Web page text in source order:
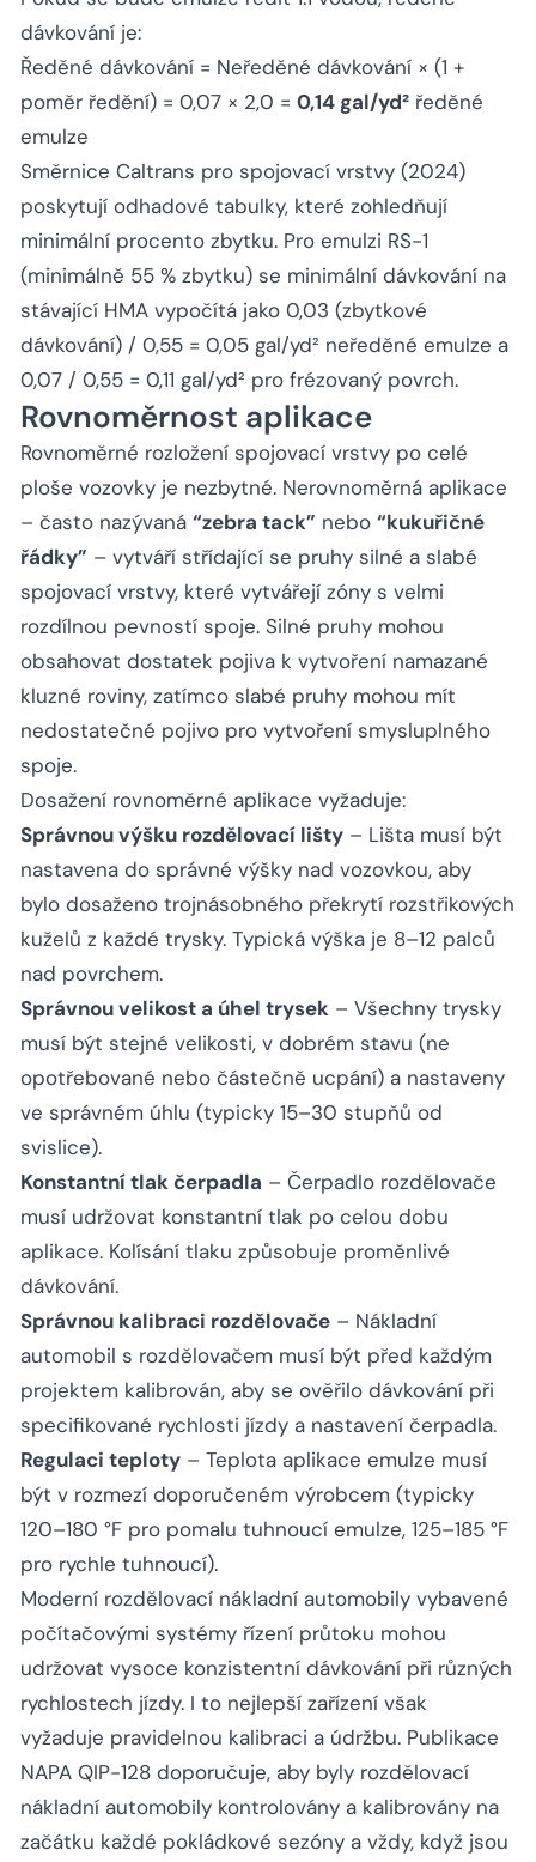
dávkování je:
Ředěné dávkování = Neředěné dávkování × (1 +
poměr ředění) = 0,07 × 2,0 = 0,14 gal/yd² ředěné
emulze
Směrnice Caltrans pro spojovací vrstvy (2024)
poskytují odhadové tabulky, které zohledňují
minimální procento zbytku. Pro emulzi RS-1
(minimálně 55 % zbytku) se minimální dávkování na
stávající HMA vypočítá jako 0,03 (zbytkové
dávkování) / 0,55 = 0,05 gal/yd² neředěné emulze a
0,07 / 0,55 = 0,11 gal/yd² pro frézovaný povrch.
Rovnoměrnost aplikace
Rovnoměrné rozložení spojovací vrstvy po celé
ploše vozovky je nezbytné. Nerovnoměrná aplikace
– často nazývaná “zebra tack” nebo “kukuřičné
řádky” – vytváří střídající se pruhy silné a slabé
spojovací vrstvy, které vytvářejí zóny s velmi
rozdílnou pevností spoje. Silné pruhy mohou
obsahovat dostatek pojiva k vytvoření namazané
kluzné roviny, zatímco slabé pruhy mohou mít
nedostatečné pojivo pro vytvoření smysluplného
spoje.
Dosažení rovnoměrné aplikace vyžaduje:
Správnou výšku rozdělovací lišty – Lišta musí být
nastavena do správné výšky nad vozovkou, aby
bylo dosaženo trojnásobného překrytí rozstřikových
kuželů z každé trysky. Typická výška je 8–12 palců
nad povrchem.
Správnou velikost a úhel trysek – Všechny trysky
musí být stejné velikosti, v dobrém stavu (ne
opotřebované nebo částečně ucpání) a nastaveny
ve správném úhlu (typicky 15–30 stupňů od
svislice).
Konstantní tlak čerpadla – Čerpadlo rozdělovače
musí udržovat konstantní tlak po celou dobu
aplikace. Kolísání tlaku způsobuje proměnlivé
dávkování.
Správnou kalibraci rozdělovače – Nákladní
automobil s rozdělovačem musí být před každým
projektem kalibrován, aby se ověřilo dávkování při
specifikované rychlosti jízdy a nastavení čerpadla.
Regulaci teploty – Teplota aplikace emulze musí
být v rozmezí doporučeném výrobcem (typicky
120–180 °F pro pomalu tuhnoucí emulze, 125–185 °F
pro rychle tuhnoucí).
Moderní rozdělovací nákladní automobily vybavené
počítačovými systémy řízení průtoku mohou
udržovat vysoce konzistentní dávkování při různých
rychlostech jízdy. I to nejlepší zařízení však
vyžaduje pravidelnou kalibraci a údržbu. Publikace
NAPA QIP-128 doporučuje, aby byly rozdělovací
nákladní automobily kontrolovány a kalibrovány na
začátku každé pokládkové sezóny a vždy, když jsou